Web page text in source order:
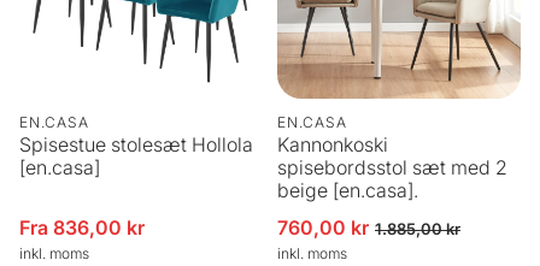
EN.CASA
Spisestue stolesæt Hollola
[en.casa]
Udsalgspris
Fra 836,00 kr
inkl. moms
EN.CASA
Kannonkoski
spisebordsstol sæt med 2
beige [en.casa].
Udsalgspris
760,00 kr
Normalpris1.885,00 kr
inkl. moms